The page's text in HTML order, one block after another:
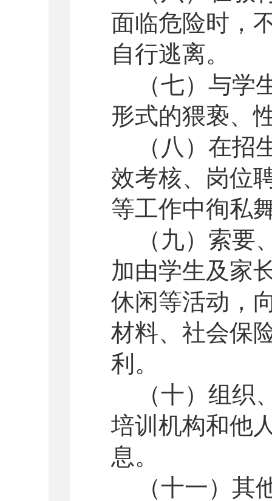
面临危险时，
自行逃离。
（七）与
形式的猥亵、
（八）在
效考核、岗位
等工作中徇私
（九）索
加由学生及家
休闲等活动，
材料、社会保
利。
（十）组
培训机构和他
息。
（十一）其